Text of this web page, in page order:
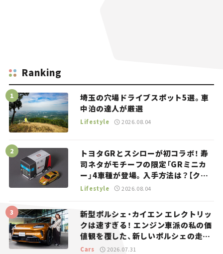
Ranking
埼玉の穴場ドライブスポット5選。車
中泊の達人が厳選
Lifestyle 2026.08.04
トヨタGRとスシローが初コラボ！ 寿
司ネタがモチーフの限定「GRミニカ
ー」4車種が登場。入手方法は？【クル
マとホビー】
Lifestyle 2026.08.04
新型ポルシェ・カイエン エレクトリッ
クは速すぎる！ エンジン車派の私の価
値観を覆した、新しいポルシェの走
り。
Cars 2026.07.31